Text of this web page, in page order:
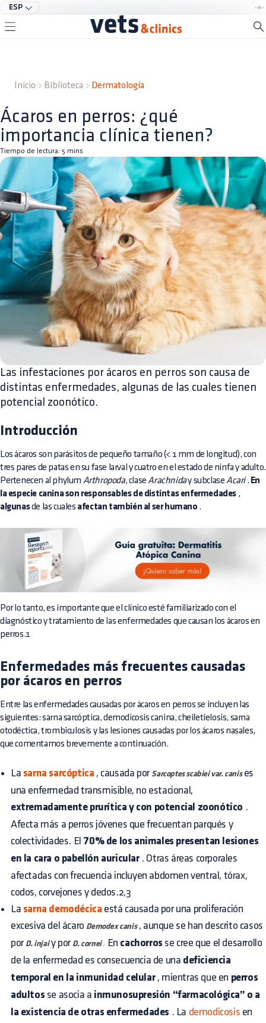
ESP
Inicio Biblioteca Dermatología
Ácaros en perros: ¿qué
importancia clínica tienen?
Tiempo de lectura: 5 mins
Las infestaciones por ácaros en perros son causa de
distintas enfermedades, algunas de las cuales tienen
potencial zoonótico.
Introducción
Los ácaros son parásitos de pequeño tamaño (< 1 mm de longitud), con
tres pares de patas en su fase larval y cuatro en el estado de ninfa y adulto.
Pertenecen al phylum Arthropoda, claseArachniday subclaseAcari. En
la especie canina son responsables de distintas enfermedades ,
algunasde las cuales afectan también al ser humano .
Por lo tanto, es importante que el clínico esté familiarizado con el
diagnóstico y tratamiento de las enfermedades que causan los ácaros en
perros.1
Enfermedades más frecuentes causadas
por ácaros en perros
Entre las enfermedades causadas por ácaros en perros se incluyen las
siguientes: sarna sarcóptica, demodicosis canina, cheiletielosis, sarna
otodéctica, trombiculosis y las lesiones causadas por los ácaros nasales,
que comentamos brevemente a continuación.
La sarna sarcóptica , causada por Sarcoptes scabiei var. canises
una enfermedad transmisible, no estacional,
extremadamente prurítica y con potencial zoonótico .
Afecta más a perros jóvenes que frecuentan parqués y
colectividades. El 70% de los animales presentan lesiones
en la cara o pabellón auricular. Otras áreas corporales
afectadas con frecuencia incluyen abdomen ventral, tórax,
codos, corvejones y dedos.2,3
La sarna demodécica está causada por una proliferación
excesiva del ácaro Demodex canis, aunque se han descrito casos
por D. injaiy por D. cornei. En cachorros se cree que el desarrollo
de la enfermedad es consecuencia de una deficiencia
temporal en la inmunidad celular, mientras que en perros
adultos se asocia a inmunosupresión “farmacológica” o a
la existencia de otras enfermedades . La demodicosis en